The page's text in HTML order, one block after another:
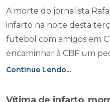
A morte do jornalista
infarto na noite desta
futebol com amigos em
encaminhar à CBF um
Continue Lendo...